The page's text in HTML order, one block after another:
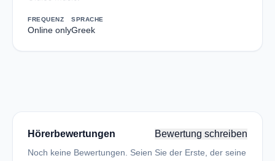
FREQUENZ
Online only
SPRACHE
Greek
Hörerbewertungen Bewertung schreiben
Noch keine Bewertungen. Seien Sie der Erste, der seine